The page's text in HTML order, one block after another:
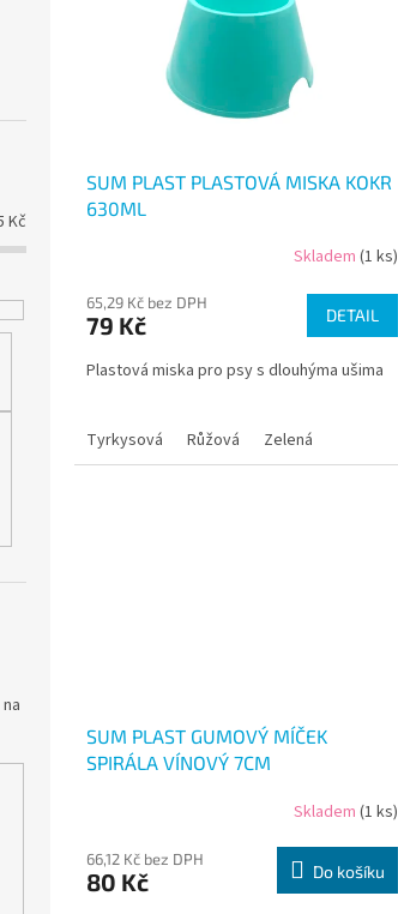
Kč
SUM PLAST PLASTOVÁ MISKA KOKR
630ML
Skladem (1 ks)
65,29 Kč bez DPH
79 Kč DETAIL
Plastová miska pro psy s dlouhýma ušima
Tyrkysová Růžová Zelená
SUM PLAST GUMOVÝ MÍČEK
SPIRÁLA VÍNOVÝ 7CM
Skladem (1 ks)
66,12 Kč bez DPH
80 Kč Do košíku